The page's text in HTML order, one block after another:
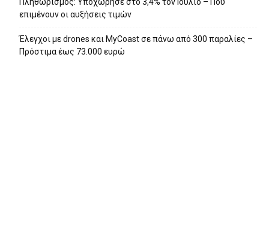
επιμένουν οι αυξήσεις τιμών
Έλεγχοι με drones και MyCoast σε πάνω από 300 παραλίες –
Πρόστιμα έως 73.000 ευρώ